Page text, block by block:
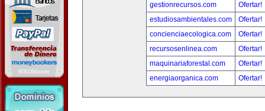
gestionrecursos.com
Ofertar!
estudiosambientales.com
Ofertar!
concienciaecologica.com
Ofertar!
recursosenlinea.com
Ofertar!
maquinariaforestal.com
Ofertar!
energiaorganica.com
Ofertar!